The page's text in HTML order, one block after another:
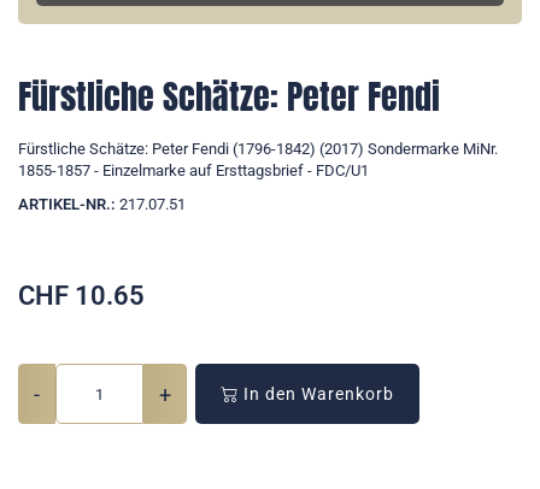
Fürstliche Schätze: Peter Fendi
Fürstliche Schätze: Peter Fendi (1796-1842) (2017) Sondermarke MiNr.
1855-1857 - Einzelmarke auf Ersttagsbrief - FDC/U1
ARTIKEL-NR.: 217.07.51
CHF 10.65
- + In den Warenkorb